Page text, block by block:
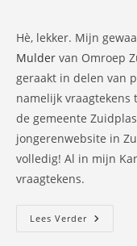
Hè, lekker. Mijn
Mulder van Omroep
geraakt in delen van
namelijk
de gemeente
jongerenwebsite in
volledig! Al in mijn
vraagtekens.
Lees VerderJiZu,